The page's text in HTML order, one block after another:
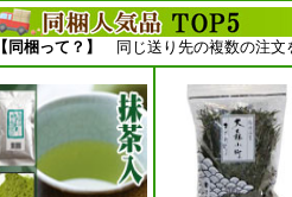
【同梱って？】 同じ送り先の複数の注文